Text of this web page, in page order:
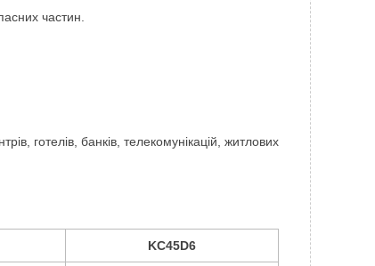
частин.
готелів, банків, телекомунікацій, житлових
KC45D6